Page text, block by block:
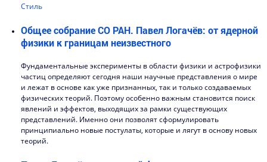
Стиль
Общее собрание СО РАН. Павел Логачёв: от ядерной
физики к границам неизвестного
Фундаментальные эксперименты в области физики и астрофизики
частиц определяют сегодня наши научные представления о мире
и лежат в основе как уже признанных, так и только создаваемых
физических теорий. Поэтому особенно важным становится поиск
явлений и эффектов, выходящих за рамки существующих
представлений. Именно они позволят сформулировать
принципиально новые постулаты, которые и лягут в основу новых
теорий.